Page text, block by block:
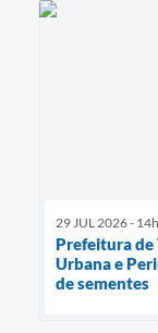
29 JUL 2026 -
Prefeitura
Urbana e
de sementes